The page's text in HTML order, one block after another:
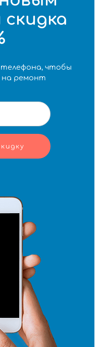
чтобы
на ремонт